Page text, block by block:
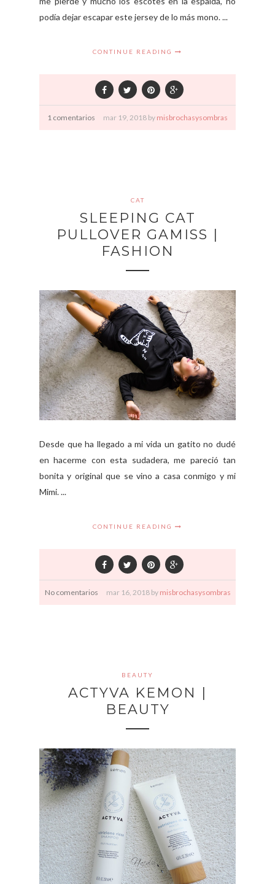
podía dejar escapar este jersey de lo más mono. ...
CONTINUE READING
1 comentarios mar 19, 2018 by misbrochasysombras
CAT
SLEEPING CAT
PULLOVER GAMISS |
FASHION
Desde que ha llegado a mi vida un gatito no dudé
en hacerme con esta sudadera, me pareció tan
bonita y original que se vino a casa conmigo y mi
Mimi. ...
CONTINUE READING
No comentarios mar 16, 2018 by misbrochasysombras
BEAUTY
ACTYVA KEMON |
BEAUTY